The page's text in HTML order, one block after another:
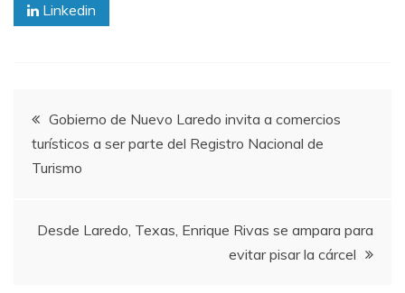
Linkedin
Post
navigation
Gobierno de Nuevo Laredo invita a comercios
turísticos a ser parte del Registro Nacional de
Turismo
Desde Laredo, Texas, Enrique Rivas se ampara para
evitar pisar la cárcel